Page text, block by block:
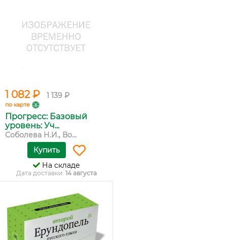
1 082 ₽ 1 139 ₽
по карте
Прогресс: Базовый
уровень: Уч...
Соболева Н.И., Во...
Купить
На складе
Дата доставки: 14 августа